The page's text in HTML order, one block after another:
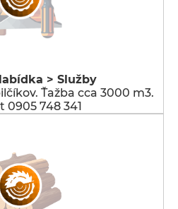
> Služby
Ťažba cca 3000 m3.
0905 748 341